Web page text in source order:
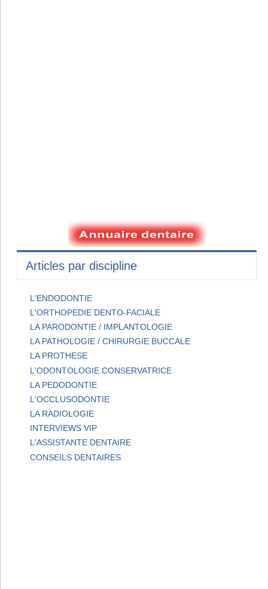
Articles par discipline
L'ENDODONTIE
L'ORTHOPEDIE DENTO-FACIALE
LA PARODONTIE / IMPLANTOLOGIE
LA PATHOLOGIE / CHIRURGIE BUCCALE
LA PROTHESE
L'ODONTOLOGIE CONSERVATRICE
LA PEDODONTIE
L'OCCLUSODONTIE
LA RADIOLOGIE
INTERVIEWS VIP
L'ASSISTANTE DENTAIRE
CONSEILS DENTAIRES